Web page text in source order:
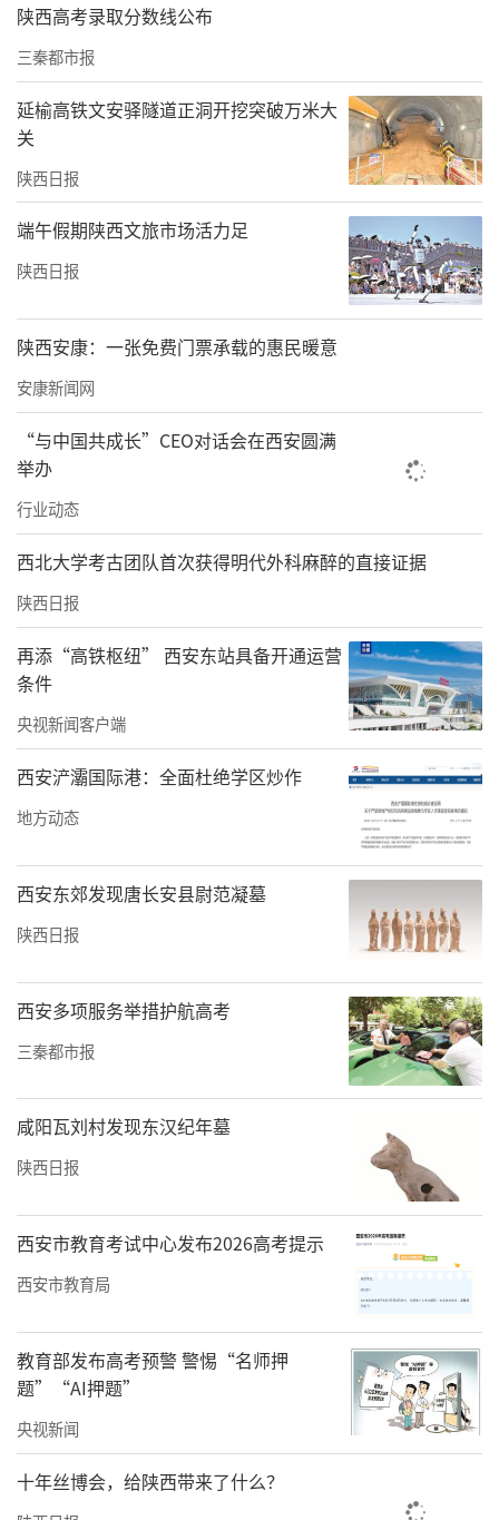
【案情简介】
2022年9月7日收到陕西省市场监管局稽查局转
来案件线索移送函，杨凌示范区市场监督管理
局及时安排执法人员对某某农牧科技发展有限
责任公司发布违法广告的相关情况进行核查。
【处置结果】
经查，某某农牧科技发展有限责任公司于2022
年1月6日与四川熊猫梦工场传媒有限公司签订
广告发布合同，委托其在四川卫视频道发
布“多邦康泰牛骨髓肽复合片”广告，该产品
为普通食品。2022年1月12日和1月24日各播出
一次，累计播放2次，单次播放费用800元，广
告内容中含有涉及疾病治疗功能的表述，其行
为违反了《中华人民共和国广告法》第十七条
的规定，依据《中华人民共和国广告法》第五
十八条的规定，杨凌示范区市场监督管理局对
该公司下发了责令改正通知书，并对其作出罚
【提醒警示】
消费者选购产品时切勿轻信商家虚假宣传。食
品广告出现医疗用语或和药品相混淆的用语，
直接、间接宣传治疗作用，借助宣传某些成分
的作用，明示和暗示该食品的治疗作用，涉及
疾病预防、治疗功能；使用医疗机构、医生的
名义和形象的都属于违法广告。
案例三：陕西某某果业贸易集团供应链管理有
限公司虚假宣传案
陕西高考录取分数线公布
三秦都市报
延榆高铁文安驿隧道正洞开挖突破万米大
关
陕西日报
端午假期陕西文旅市场活力足
陕西日报
陕西安康：一张免费门票承载的惠民暖意
安康新闻网
“与中国共成长”CEO对话会在西安圆满
举办
行业动态
西北大学考古团队首次获得明代外科麻醉的直接证据
陕西日报
再添“高铁枢纽” 西安东站具备开通运营
条件
央视新闻客户端
西安浐灞国际港：全面杜绝学区炒作
地方动态
西安东郊发现唐长安县尉范凝墓
陕西日报
西安多项服务举措护航高考
三秦都市报
咸阳瓦刘村发现东汉纪年墓
陕西日报
西安市教育考试中心发布2026高考提示
西安市教育局
教育部发布高考预警 警惕“名师押
题”“AI押题”
央视新闻
十年丝博会，给陕西带来了什么？